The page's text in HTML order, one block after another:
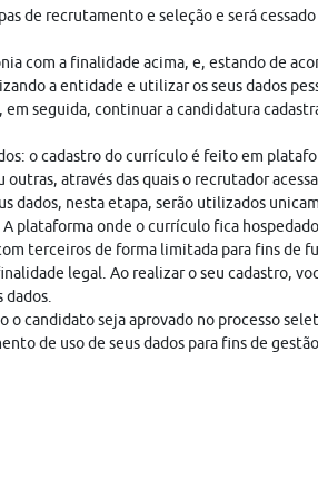
de recrutamento e seleção e será
com a finalidade acima, e, estando de
a entidade e utilizar os seus dados
em seguida, continuar a candidatura
o cadastro do currículo é feito em
outras, através das quais o recrutador
dados, nesta etapa, serão utilizados
plataforma onde o currículo fica
terceiros de forma limitada para fins de
legal. Ao realizar o seu cadastro,
o candidato seja aprovado no processo
de uso de seus dados para fins de